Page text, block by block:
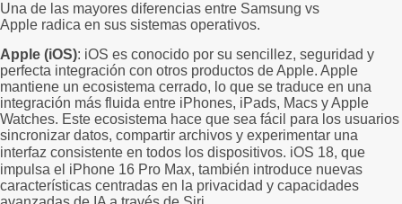
Una de las mayores diferencias entre Samsung vs
Apple radica en sus sistemas operativos.
Apple (iOS): iOS es conocido por su sencillez, seguridad y
perfecta integración con otros productos de Apple. Apple
mantiene un ecosistema cerrado, lo que se traduce en una
integración más fluida entre iPhones, iPads, Macs y Apple
Watches. Este ecosistema hace que sea fácil para los usuarios
sincronizar datos, compartir archivos y experimentar una
interfaz consistente en todos los dispositivos. iOS 18, que
impulsa el iPhone 16 Pro Max, también introduce nuevas
características centradas en la privacidad y capacidades